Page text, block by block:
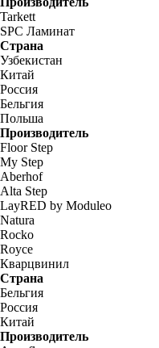
Tarkett
SPC Ламинат
Страна
Узбекистан
Китай
Россия
Бельгия
Польша
Производитель
Floor Step
My Step
Aberhof
Alta Step
LayRED by Moduleo
Natura
Rocko
Royce
Кварцвинил
Страна
Бельгия
Россия
Китай
Производитель